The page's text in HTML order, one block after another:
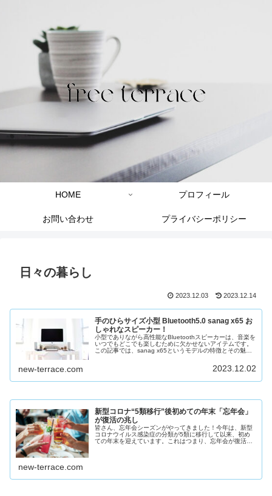
HOME プロフィール
お問い合わせ プライバシーポリシー
日々の暮らし
2023.12.03 2023.12.14
手のひらサイズ小型 Bluetooth5.0 sanag x65 お
しゃれなスピーカー！
小型でありながら高性能なBluetoothスピーカーは、音楽を
いつでもどこでも楽しむために欠かせないアイテムです。
この記事では、sanag x65というモデルの特徴とその魅力
new-terrace.com 2023.12.02
新型コロナ“5類移行”後初めての年末「忘年会」
が復活の兆し
皆さん、忘年会シーズンがやってきました！今年は、新型
コロナウイルス感染症の分類が5類に移行して以来、初め
ての年末を迎えています。これはつまり、忘年会が復活の
new-terrace.com